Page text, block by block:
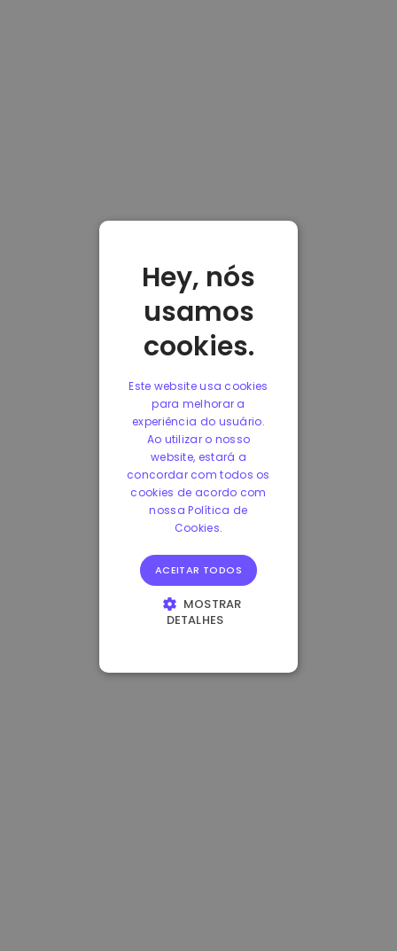
Hey, nós
usamos
cookies.
Este website usa cookies
para melhorar a
experiência do usuário.
Ao utilizar o nosso
website, estará a
concordar com todos os
cookies de acordo com
nossa Política de
Cookies.
ACEITAR TODOS
MOSTRAR
DETALHES